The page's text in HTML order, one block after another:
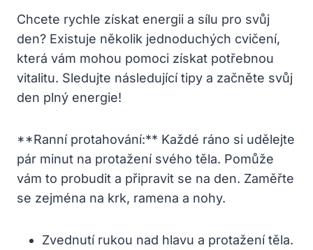
Chcete rychle získat energii a sílu pro svůj
den? Existuje několik jednoduchých cvičení,
která vám mohou pomoci získat potřebnou
vitalitu. Sledujte následující tipy a začněte svůj
den plný energie!
**Ranní protahování:** Každé ráno si udělejte
pár minut na protažení svého těla. Pomůže
vám to probudit a připravit se na den. Zaměřte
se zejména na krk, ramena a nohy.
Zvednutí rukou nad hlavu a protažení těla.